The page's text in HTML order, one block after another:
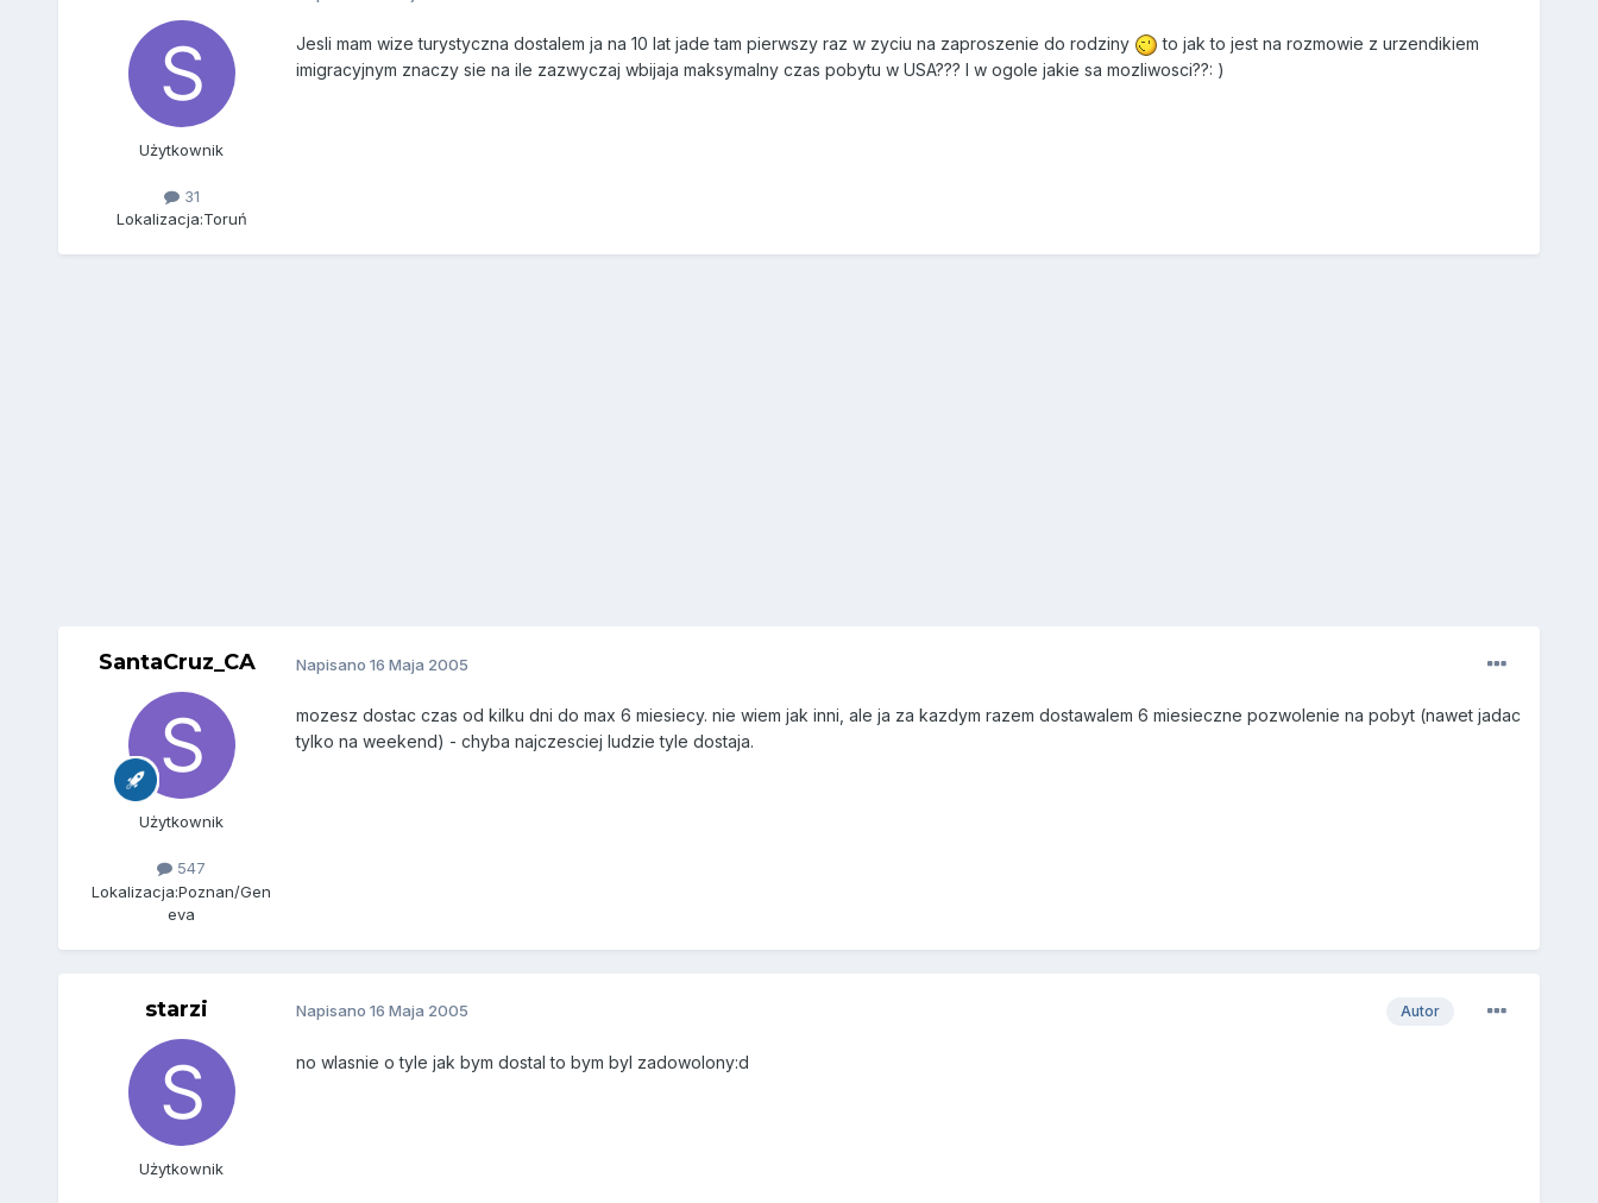
Użytkownik
31
Lokalizacja:Toruń
Jesli mam wize turystyczna dostalem ja na 10 lat jade tam pierwszy raz w zyciu na zaproszenie do rodziny
to jak to jest na rozmowie z urzendikiem
imigracyjnym znaczy sie na ile zazwyczaj wbijaja maksymalny czas pobytu w USA??? I w ogole jakie sa mozliwosci??: )
SantaCruz_CA
Użytkownik
547
Lokalizacja:Poznan/Gen
eva
Napisano 16 Maja 2005
mozesz dostac czas od kilku dni do max 6 miesiecy. nie wiem jak inni, ale ja za kazdym razem dostawalem 6 miesieczne pozwolenie na pobyt (nawet jadac
tylko na weekend) - chyba najczesciej ludzie tyle dostaja.
starzi
Użytkownik
Autor
Napisano 16 Maja 2005
no wlasnie o tyle jak bym dostal to bym byl zadowolony:d